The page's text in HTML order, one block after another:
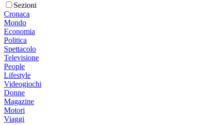
Sezioni
Cronaca
Mondo
Economia
Politica
Spettacolo
Televisione
People
Lifestyle
Videogiochi
Donne
Magazine
Motori
Viaggi